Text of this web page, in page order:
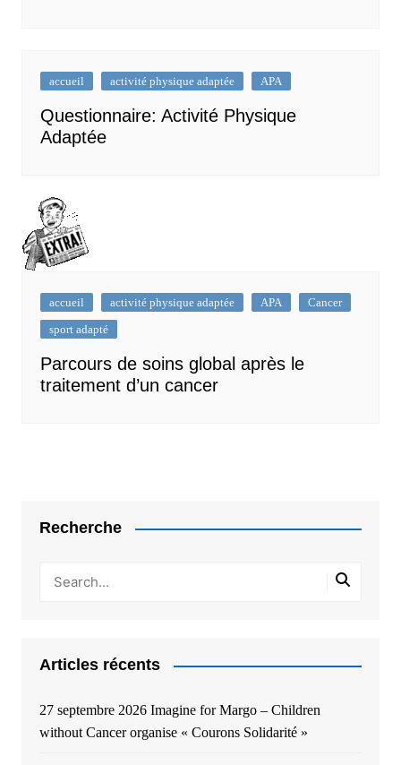
accueil activité physique adaptée APA
Questionnaire: Activité Physique
Adaptée
accueil activité physique adaptée APA
Cancer
sport adapté
Parcours de soins global après le
traitement d’un cancer
Recherche
Articles récents
27 septembre 2026 Imagine for Margo – Children
without Cancer organise « Courons Solidarité »